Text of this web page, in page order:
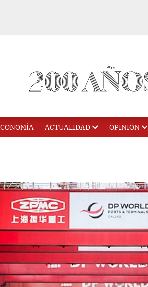
ACTUALIDAD OPINIÓN